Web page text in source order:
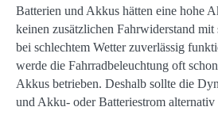
Batterien und Akkus hätten eine hohe
keinen zusätzlichen Fahrwiderstand mit
bei schlechtem Wetter zuverlässig
werde die Fahrradbeleuchtung oft
Akkus betrieben. Deshalb sollte die
und Akku- oder Batteriestrom alternativ